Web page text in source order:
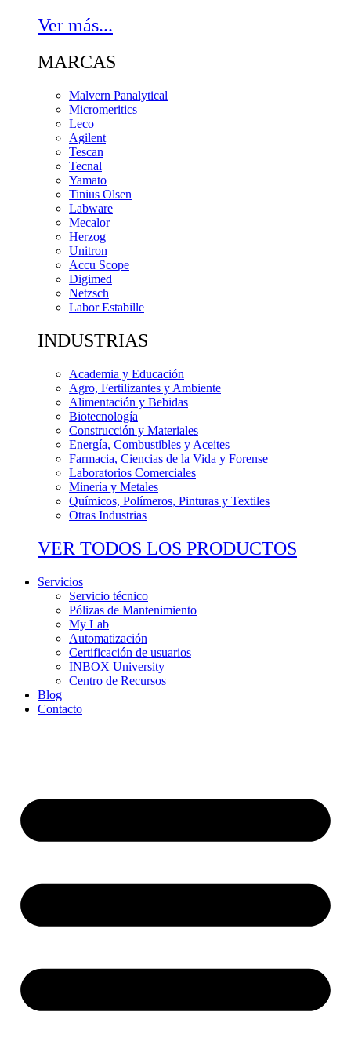
Ver más...
MARCAS
Malvern Panalytical
Micromeritics
Leco
Agilent
Tescan
Tecnal
Yamato
Tinius Olsen
Labware
Mecalor
Herzog
Unitron
Accu Scope
Digimed
Netzsch
Labor Estabille
INDUSTRIAS
Academia y Educación
Agro, Fertilizantes y Ambiente
Alimentación y Bebidas
Biotecnología
Construcción y Materiales
Energía, Combustibles y Aceites
Farmacia, Ciencias de la Vida y Forense
Laboratorios Comerciales
Minería y Metales
Químicos, Polímeros, Pinturas y Textiles
Otras Industrias
VER TODOS LOS PRODUCTOS
Servicios
Servicio técnico
Pólizas de Mantenimiento
My Lab
Automatización
Certificación de usuarios
INBOX University
Centro de Recursos
Blog
Contacto